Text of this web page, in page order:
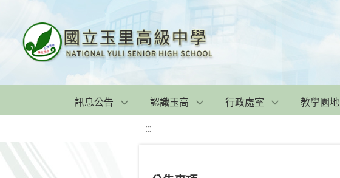
訊息公告 認識玉高 行政處室 教學園地
:::